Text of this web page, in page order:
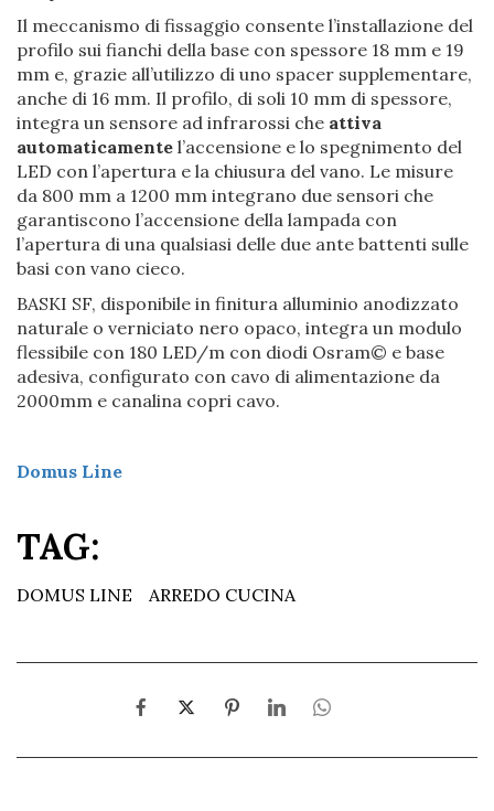
Il meccanismo di fissaggio consente l’installazione del
profilo sui fianchi della base con spessore 18 mm e 19
mm e, grazie all’utilizzo di uno spacer supplementare,
anche di 16 mm. Il profilo, di soli 10 mm di spessore,
integra un sensore ad infrarossi che attiva
automaticamente l’accensione e lo spegnimento del
LED con l’apertura e la chiusura del vano. Le misure
da 800 mm a 1200 mm integrano due sensori che
garantiscono l’accensione della lampada con
l’apertura di una qualsiasi delle due ante battenti sulle
basi con vano cieco.
BASKI SF, disponibile in finitura alluminio anodizzato
naturale o verniciato nero opaco, integra un modulo
flessibile con 180 LED/m con diodi Osram© e base
adesiva, configurato con cavo di alimentazione da
2000mm e canalina copri cavo.
Domus Line
TAG:
DOMUS LINE ARREDO CUCINA